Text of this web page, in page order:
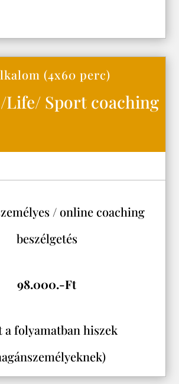
(4x60 perc)
Life/ Sport coaching
/ online coaching
beszélgetés
98.000.-Ft
a folyamatban hiszek